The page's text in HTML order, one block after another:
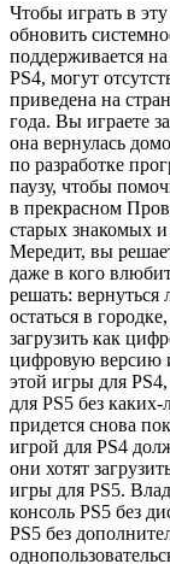
Чтобы играть в
обновить
поддерживается
PS4, могут
приведена на
года. Вы играете
она вернулась
по разработке
паузу, чтобы
в прекрасном
старых знакомых
Мередит, вы
даже в кого
решать:
остаться в
загрузить как
цифровую версию
этой игры для
для PS5 без
придется снова
игрой для PS4
они хотят
игры для PS5.
консоль PS5 без
PS5 без